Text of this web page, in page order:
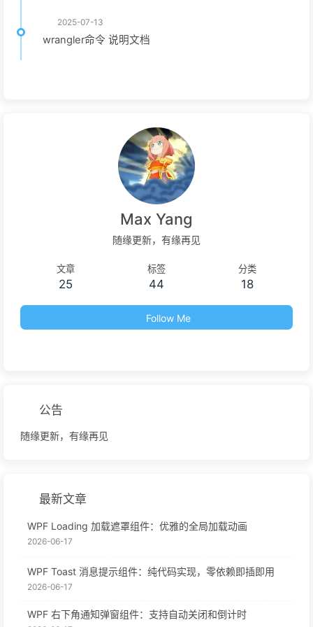
2025-07-13
wrangler命令 说明文档
Max Yang
随缘更新，有缘再见
文章
25
标签
44
分类
18
Follow Me
公告
随缘更新，有缘再见
最新文章
WPF Loading 加载遮罩组件：优雅的全局加载动画
2026-06-17
WPF Toast 消息提示组件：纯代码实现，零依赖即插即用
2026-06-17
WPF 右下角通知弹窗组件：支持自动关闭和倒计时